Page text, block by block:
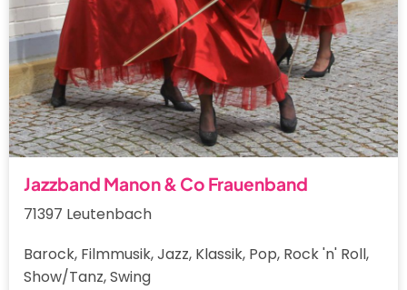
Jazzband Manon & Co Frauenband
71397 Leutenbach
Barock, Filmmusik, Jazz, Klassik, Pop, Rock 'n' Roll,
Show/Tanz, Swing